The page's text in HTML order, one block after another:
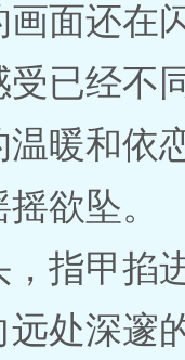
面还在
已经不
暖和依
欲坠。
指甲掐
处深邃